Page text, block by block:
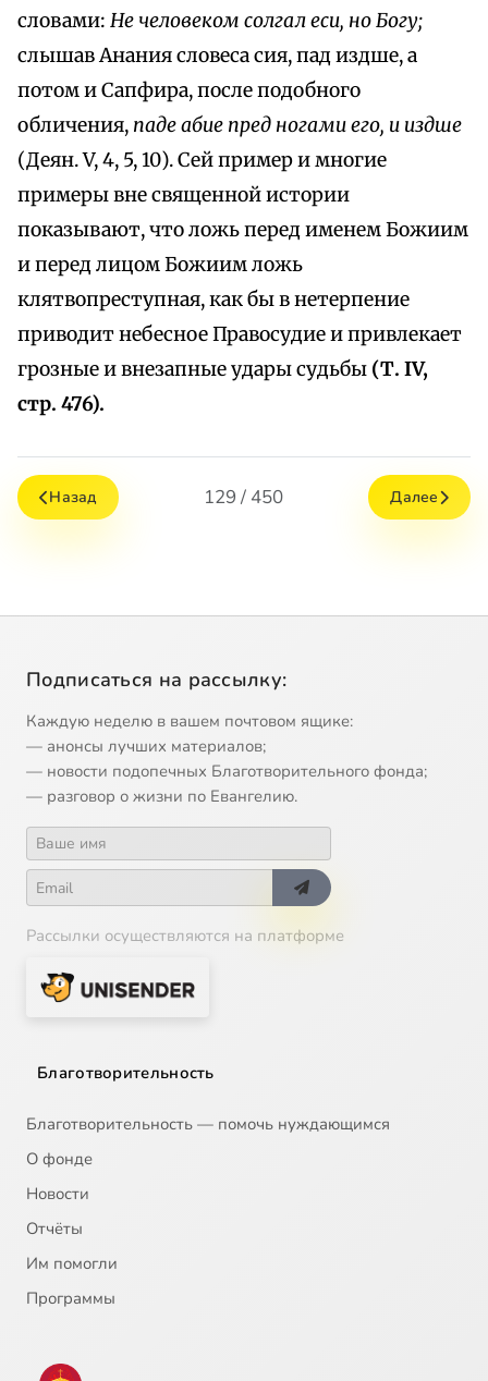
словами: Не человеком солгал еси, но Богу;
слышав Анания словеса сия, пад издше, а
потом и Сапфира, после подобного
обличения, паде абие пред ногами его, и издше
(Деян. V, 4, 5, 10). Сей пример и многие
примеры вне священной истории
показывают, что ложь перед именем Божиим
и перед лицом Божиим ложь
клятвопреступная, как бы в нетерпение
приводит небесное Правосудие и привлекает
грозные и внезапные удары судьбы (Т. IV,
стр. 476).
Назад 129 / 450 Далее
Подписаться на рассылку:
Каждую неделю в вашем почтовом ящике:
— анонсы лучших материалов;
— новости подопечных Благотворительного фонда;
— разговор о жизни по Евангелию.
Рассылки осуществляются на платформе
Благотворительность
Благотворительность — помочь нуждающимся
О фонде
Новости
Отчёты
Им помогли
Программы